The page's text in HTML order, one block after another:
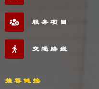
服务项目
交通路线
推荐链接